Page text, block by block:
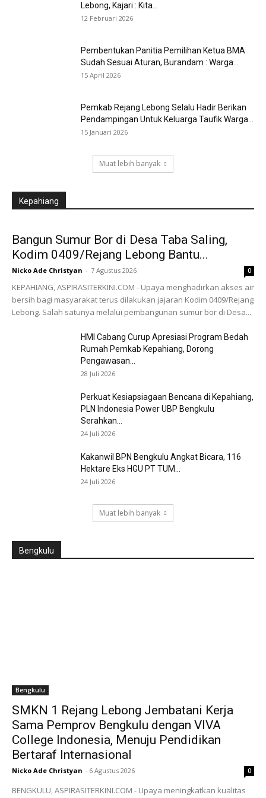
Lebong, Kajari : Kita...
12 Februari 2026
Pembentukan Panitia Pemilihan Ketua BMA
Sudah Sesuai Aturan, Burandam : Warga...
15 April 2026
Pemkab Rejang Lebong Selalu Hadir Berikan
Pendampingan Untuk Keluarga Taufik Warga...
15 Januari 2026
Muat lebih banyak
Kepahiang
Bangun Sumur Bor di Desa Taba Saling,
Kodim 0409/Rejang Lebong Bantu...
Nicko Ade Christyan - 7 Agustus 2026 0
KEPAHIANG, ASPIRASITERKINI.COM - Upaya menghadirkan akses air
bersih bagi masyarakat terus dilakukan jajaran Kodim 0409/Rejang
Lebong. Salah satunya melalui pembangunan sumur bor di Desa...
HMI Cabang Curup Apresiasi Program Bedah
Rumah Pemkab Kepahiang, Dorong
Pengawasan...
28 Juli 2026
Perkuat Kesiapsiagaan Bencana di Kepahiang,
PLN Indonesia Power UBP Bengkulu
Serahkan...
24 Juli 2026
Kakanwil BPN Bengkulu Angkat Bicara, 116
Hektare Eks HGU PT TUM...
24 Juli 2026
Muat lebih banyak
Bengkulu
Bengkulu
SMKN 1 Rejang Lebong Jembatani Kerja
Sama Pemprov Bengkulu dengan VIVA
College Indonesia, Menuju Pendidikan
Bertaraf Internasional
Nicko Ade Christyan - 6 Agustus 2026 0
BENGKULU, ASPIRASITERKINI.COM - Upaya meningkatkan kualitas